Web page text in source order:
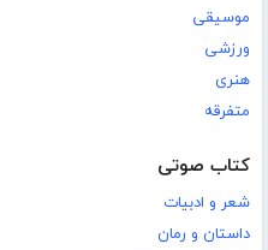
موسیقی
ورزشی
هنری
متفرقه
کتاب صوتی
شعر و ادبیات
داستان و رمان